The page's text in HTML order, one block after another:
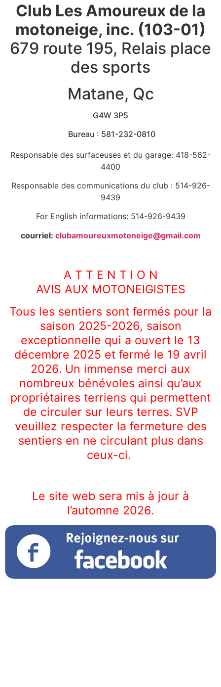
Club Les Amoureux de la
motoneige, inc. (103-01)
679 route 195, Relais place
des sports
Matane, Qc
G4W 3P5
Bureau : 581-232-0810
Responsable des surfaceuses et du garage: 418-562-
4400
Responsable des communications du club : 514-926-
9439
For English informations: 514-926-9439
courriel: clubamoureuxmotoneige@gmail.com
A T T E N T I O N
AVIS AUX MOTONEIGISTES
Tous les sentiers sont fermés pour la
saison 2025-2026, saison
exceptionnelle qui a ouvert le 13
décembre 2025 et fermé le 19 avril
2026. Un immense merci aux
nombreux bénévoles ainsi qu’aux
propriétaires terriens qui permettent
de circuler sur leurs terres. SVP
veuillez respecter la fermeture des
sentiers en ne circulant plus dans
ceux-ci.
Le site web sera mis à jour à
l’automne 2026.